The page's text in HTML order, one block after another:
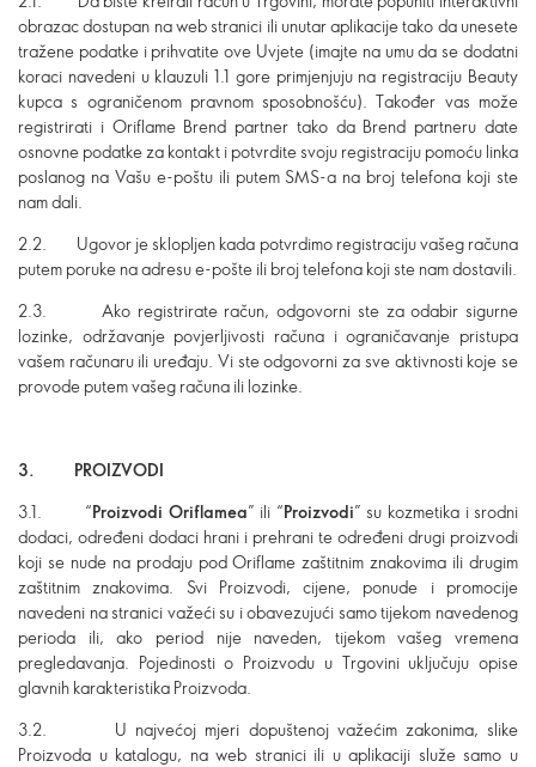
obrazac dostupan na web stranici ili unutar aplikacije tako da unesete
tražene podatke i prihvatite ove Uvjete (imajte na umu da se dodatni
koraci navedeni u klauzuli 1.1 gore primjenjuju na registraciju Beauty
kupca s ograničenom pravnom sposobnošću). Također vas može
registrirati i Oriflame Brend partner tako da Brend partneru date
osnovne podatke za kontakt i potvrdite svoju registraciju pomoću linka
poslanog na Vašu e-poštu ili putem SMS-a na broj telefona koji ste
nam dali.
2.2. Ugovor je sklopljen kada potvrdimo registraciju vašeg računa
putem poruke na adresu e-pošte ili broj telefona koji ste nam dostavili.
2.3. Ako registrirate račun, odgovorni ste za odabir sigurne
lozinke, održavanje povjerljivosti računa i ograničavanje pristupa
vašem računaru ili uređaju. Vi ste odgovorni za sve aktivnosti koje se
provode putem vašeg računa ili lozinke.
3. PROIZVODI
3.1. “Proizvodi Oriflamea” ili “Proizvodi” su kozmetika i srodni
dodaci, određeni dodaci hrani i prehrani te određeni drugi proizvodi
koji se nude na prodaju pod Oriflame zaštitnim znakovima ili drugim
zaštitnim znakovima. Svi Proizvodi, cijene, ponude i promocije
navedeni na stranici važeći su i obavezujući samo tijekom navedenog
perioda ili, ako period nije naveden, tijekom vašeg vremena
pregledavanja. Pojedinosti o Proizvodu u Trgovini uključuju opise
glavnih karakteristika Proizvoda.
3.2. U najvećoj mjeri dopuštenoj važećim zakonima, slike
Proizvoda u katalogu, na web stranici ili u aplikaciji služe samo u